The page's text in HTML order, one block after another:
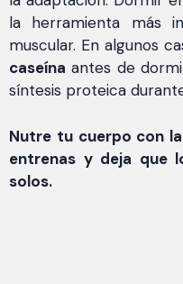
la herramienta más
muscular. En algunos
caseína antes de
síntesis proteica
Nutre tu cuerpo con
entrenas y deja que
solos.